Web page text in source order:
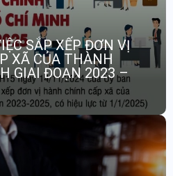
SẮP XẾP ĐƠN VỊ
XÃ CỦA THÀNH
GIAI ĐOẠN 2023 –